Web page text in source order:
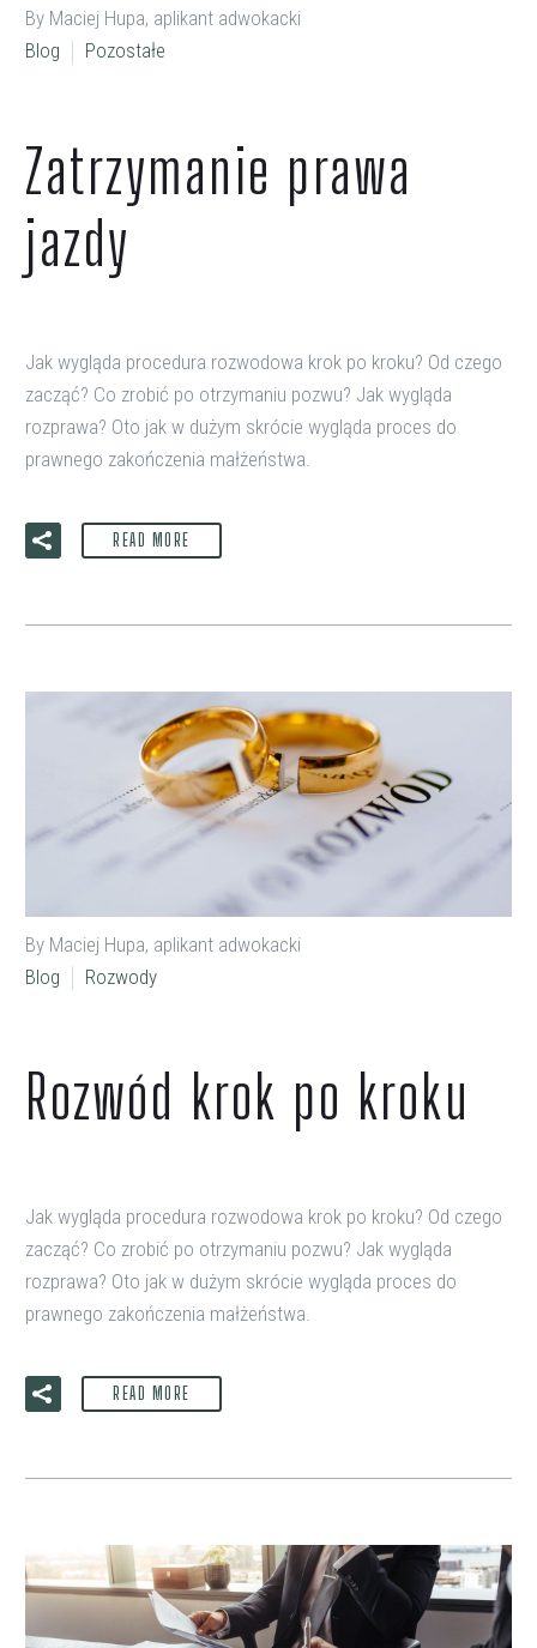
By Maciej Hupa, aplikant adwokacki
Blog
Pozostałe
Zatrzymanie prawa
jazdy
Jak wygląda procedura rozwodowa krok po kroku? Od czego
zacząć? Co zrobić po otrzymaniu pozwu? Jak wygląda
rozprawa? Oto jak w dużym skrócie wygląda proces do
prawnego zakończenia małżeństwa.
READ MORE
By Maciej Hupa, aplikant adwokacki
Blog
Rozwody
Rozwód krok po kroku
Jak wygląda procedura rozwodowa krok po kroku? Od czego
zacząć? Co zrobić po otrzymaniu pozwu? Jak wygląda
rozprawa? Oto jak w dużym skrócie wygląda proces do
prawnego zakończenia małżeństwa.
READ MORE